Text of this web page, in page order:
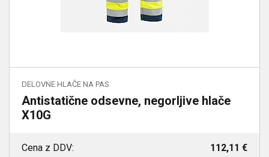
DELOVNE HLAČE NA PAS
Antistatične odsevne, negorljive hlače
X10G
Cena z DDV:
112,11 €